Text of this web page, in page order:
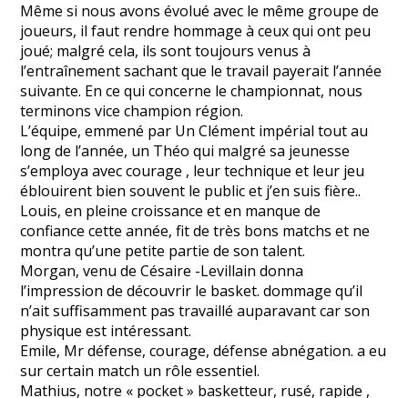
Même si nous avons évolué avec le même groupe de
joueurs, il faut rendre hommage à ceux qui ont peu
joué; malgré cela, ils sont toujours venus à
l’entraînement sachant que le travail payerait l’année
suivante. En ce qui concerne le championnat, nous
terminons vice champion région.
L’équipe, emmené par Un Clément impérial tout au
long de l’année, un Théo qui malgré sa jeunesse
s’employa avec courage , leur technique et leur jeu
éblouirent bien souvent le public et j’en suis fière..
Louis, en pleine croissance et en manque de
confiance cette année, fit de très bons matchs et ne
montra qu’une petite partie de son talent.
Morgan, venu de Césaire -Levillain donna
l’impression de découvrir le basket. dommage qu’il
n’ait suffisamment pas travaillé auparavant car son
physique est intéressant.
Emile, Mr défense, courage, défense abnégation. a eu
sur certain match un rôle essentiel.
Mathius, notre « pocket » basketteur, rusé, rapide ,